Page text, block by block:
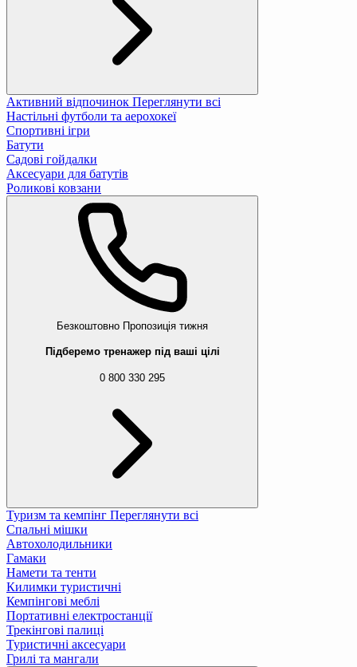
Активний відпочинок Переглянути всі
Настільні футболи та аерохокеї
Спортивні ігри
Батути
Садові гойдалки
Аксесуари для батутів
Роликові ковзани
Безкоштовно Пропозиція тижня
Підберемо тренажер під ваші цілі
0 800 330 295
Туризм та кемпінг Переглянути всі
Спальні мішки
Автохолодильники
Гамаки
Намети та тенти
Килимки туристичні
Кемпінгові меблі
Портативні електростанції
Трекінгові палиці
Туристичні аксесуари
Грилі та мангали